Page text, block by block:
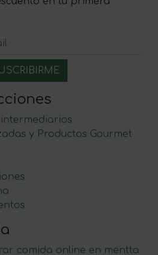
y Productos Gourmet
comida online en mentta